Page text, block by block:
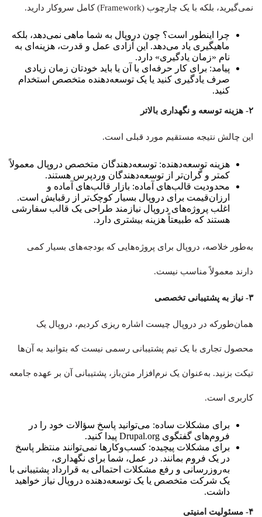
نمی‌گیرید، بلکه با یک چارچوب (Framework) کامل سروکار دارید.
چرا اینطور است؟ چون دروپال به شما ماهی نمی‌دهد، بلکه
ماهیگیری یاد می‌دهد. این آزادی عمل و قدرت، هزینه‌ای به
نام «زمان یادگیری» دارد.
پیامد: برای کار حرفه‌ای با آن یا باید خودتان زمان زیادی
صرف یادگیری کنید یا یک توسعه‌دهنده متخصص استخدام
کنید.
۲- هزینه توسعه و نگهداری بالاتر
این چالش نتیجه مستقیم مورد قبلی است.
هزینه توسعه‌دهنده: توسعه‌دهندگان متخصص دروپال معمولاً
کمتر و گران‌تر از توسعه‌دهندگان وردپرس هستند.
محدودیت قالب‌های آماده: بازار قالب‌های آماده و
ارزان‌قیمت برای دروپال بسیار کوچک‌تر از رقبایش است.
اغلب پروژه‌های دروپال نیازمند طراحی یک قالب سفارشی
هستند که طبیعتاً هزینه بیشتری دارد.
به‌طور خلاصه، دروپال برای پروژه‌هایی که بودجه‌های بسیار کمی
دارند معمولاً مناسب نیست.
۳- نیاز به پشتیبانی تخصصی
همان‌طورکه در دروپال چیست اشاره ریزی کردیم، دروپال یک
محصول تجاری با یک تیم پشتیبانی رسمی نیست که بتوانید به آن‌ها
تیکت بزنید. به‌عنوان یک نرم‌افزار متن‌باز، پشتیبانی آن بر عهده جامعه
کاربری است.
برای مشکلات ساده: می‌توانید پاسخ سؤالات خود را در
فروم‌های گفتگوی Drupal.org پیدا کنید.
برای مشکلات پیچیده: کسب‌وکارها نمی‌توانند منتظر پاسخ
در یک فروم بمانند. در عمل، شما برای نگهداری،
به‌روزرسانی و رفع مشکلات احتمالی به قرارداد پشتیبانی با
یک شرکت متخصص یا یک توسعه‌دهنده دروپال نیاز خواهید
داشت.
۴- مسئولیت امنیتی